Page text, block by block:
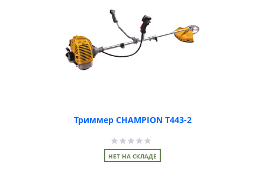
Триммер CHAMPION Т443-2
НЕТ НА СКЛАДЕ